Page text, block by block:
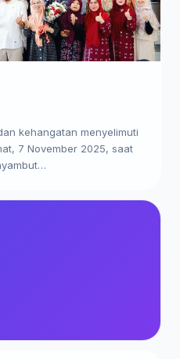
kehangatan menyelimuti
7 November 2025, saat